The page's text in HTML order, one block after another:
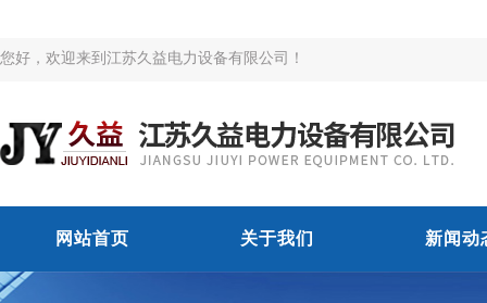
您好，欢迎来到江苏久益电力设备有限公司！
网站首页 关于我们 新闻动